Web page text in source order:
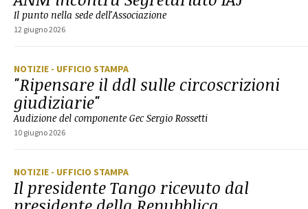
Il punto nella sede dell'Associazione
12 giugno 2026
NOTIZIE - UFFICIO STAMPA
"Ripensare il ddl sulle circoscrizioni
giudiziarie"
Audizione del componente Gec Sergio Rossetti
10 giugno 2026
NOTIZIE - UFFICIO STAMPA
Il presidente Tango ricevuto dal